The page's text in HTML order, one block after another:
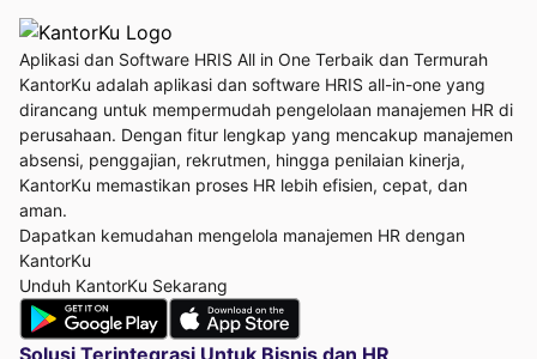
Aplikasi dan Software HRIS All in One Terbaik dan Termurah
KantorKu adalah aplikasi dan software HRIS all-in-one yang
dirancang untuk mempermudah pengelolaan manajemen HR di
perusahaan. Dengan fitur lengkap yang mencakup manajemen
absensi, penggajian, rekrutmen, hingga penilaian kinerja,
KantorKu memastikan proses HR lebih efisien, cepat, dan
aman.
Dapatkan kemudahan mengelola manajemen HR dengan
KantorKu
Unduh KantorKu Sekarang
Solusi Terintegrasi Untuk Bisnis dan HR